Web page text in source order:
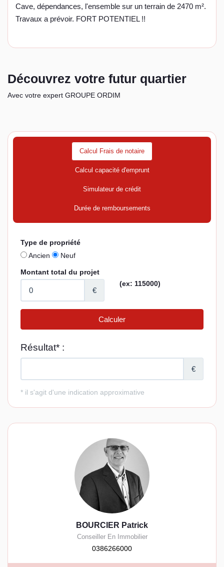
Cave, dépendances, l'ensemble sur un terrain de 2470 m².
Travaux a prévoir. FORT POTENTIEL !!
Découvrez votre futur quartier
Avec votre expert GROUPE ORDIM
Calcul Frais de notaire
Calcul capacité d'emprunt
Simulateur de crédit
Durée de remboursements
BOURCIER Patrick
Conseiller En Immobilier
0386266000